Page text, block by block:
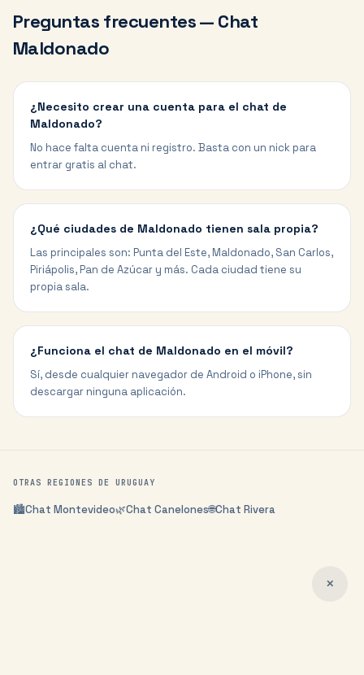
Preguntas frecuentes — Chat
Maldonado
¿Necesito crear una cuenta para el chat de
Maldonado?
No hace falta cuenta ni registro. Basta con un nick para
entrar gratis al chat.
¿Qué ciudades de Maldonado tienen sala propia?
Las principales son: Punta del Este, Maldonado, San Carlos,
Piriápolis, Pan de Azúcar y más. Cada ciudad tiene su
propia sala.
¿Funciona el chat de Maldonado en el móvil?
Sí, desde cualquier navegador de Android o iPhone, sin
descargar ninguna aplicación.
OTRAS REGIONES DE URUGUAY
🏙️Chat Montevideo🌿Chat Canelones🌐Chat Rivera
✕